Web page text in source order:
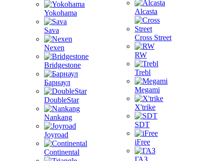
Yokohama
Sava
Nexen
Bridgestone
Барнаул
DoubleStar
Nankang
Joyroad
Continental
Alcasta
Cross Street
RW
Trebl
Megami
X'trike
SDT
iFree
ГАЗ